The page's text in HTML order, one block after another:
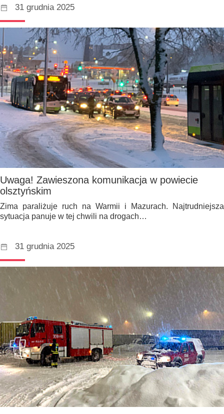
31 grudnia 2025
Uwaga! Zawieszona komunikacja w powiecie
olsztyńskim
Zima paraliżuje ruch na Warmii i Mazurach. Najtrudniejsza
sytuacja panuje w tej chwili na drogach…
31 grudnia 2025